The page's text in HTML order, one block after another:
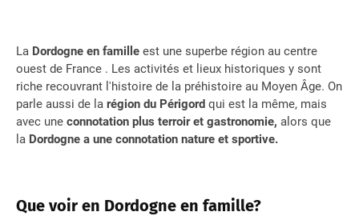
La Dordogne en famille est une superbe région au centre
ouest de France . Les activités et lieux historiques y sont
riche recouvrant l'histoire de la préhistoire au Moyen Âge. On
parle aussi de la région du Périgord qui est la même, mais
avec une connotation plus terroir et gastronomie, alors que
la Dordogne a une connotation nature et sportive.
Que voir en Dordogne en famille?